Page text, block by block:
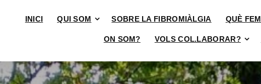
INICI QUI SOM SOBRE LA FIBROMIÀLGIA QUÈ FEM
ON SOM? VOLS COL.LABORAR?